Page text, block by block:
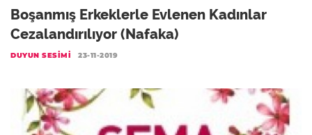
Boşanmış Erkeklerle Evlenen Kadınlar
Cezalandırılıyor (Nafaka)
DUYUN SESIMI 23-11-2019